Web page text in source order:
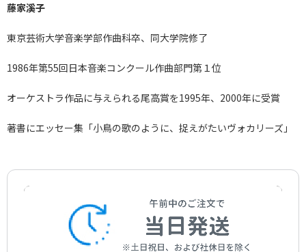
藤家溪子
東京芸術大学音楽学部作曲科卒、同大学院修了
1986年第55回日本音楽コンクール作曲部門第１位
オーケストラ作品に与えられる尾高賞を1995年、2000年に受賞
著書にエッセー集「小鳥の歌のように、捉えがたいヴォカリーズ」